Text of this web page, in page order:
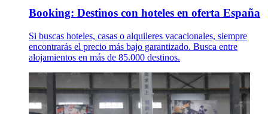
Booking: Destinos con hoteles en oferta España
Si buscas hoteles, casas o alquileres vacacionales, siempre
encontrarás el precio más bajo garantizado. Busca entre
alojamientos en más de 85.000 destinos.